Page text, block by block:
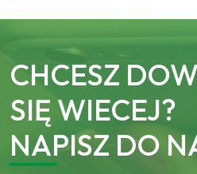
CHCESZ
SIĘ WIECEJ?
NAPISZ DO